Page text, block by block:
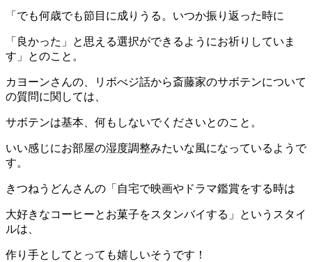
「でも何歳でも節目に成りうる。いつか振り返った時に
「良かった」と思える選択ができるようにお祈りしていま
す」とのこと。
カヨーンさんの、リボべジ話から斎藤家のサボテンについて
の質問に関しては、
サボテンは基本、何もしないでくださいとのこと。
いい感じにお部屋の湿度調整みたいな風になっているようで
す。
きつねうどんさんの「自宅で映画やドラマ鑑賞をする時は
大好きなコーヒーとお菓子をスタンバイする」というスタイ
ルは、
作り手としてとっても嬉しいそうです！